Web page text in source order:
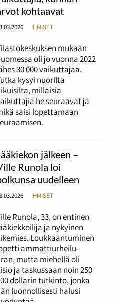
kohtaavat
IHMISET
mukaan
oli jo vuonna 2022
30 000 vaikuttajaa.
kysyi nuorilta
millaisia
he seuraavat ja
saisi lopettamaan
jälkeen –
Runola loi
uudelleen
IHMISET
Runola, 33, on entinen
ja nykyinen
Loukkaantuminen
ammattiurheilu-
mutta miehellä oli
ja taskussaan noin 250
dollarin tutkinto, jonka
luonnollisesti halusi